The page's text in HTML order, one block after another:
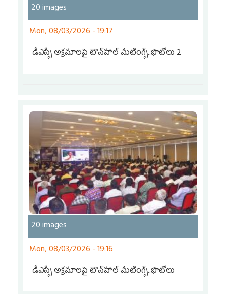
20 images
Mon, 08/03/2026 - 19:17
డీఎస్సీ అక్రమాలపై టౌన్‌హాల్ మీటింగ్స్‌..ఫొటోలు 2
20 images
Mon, 08/03/2026 - 19:16
డీఎస్సీ అక్రమాలపై టౌన్‌హాల్ మీటింగ్స్‌..ఫొటోలు